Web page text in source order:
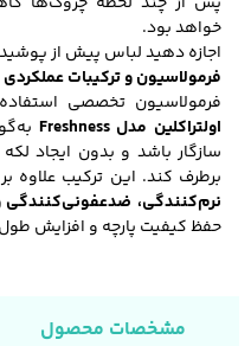
خواهد بود.
اجازه دهید لباس پیش از
فرمولاسیون و ترکیبات عملکردی
فرمولاسیون تخصصی
اولتراکلین مدل Freshness
سازگار باشد و بدون ایجاد
برطرف کند. این ترکیب علاوه
نرم‌کنندگی،
حفظ کیفیت پارچه و افزایش
مشخصات محصول